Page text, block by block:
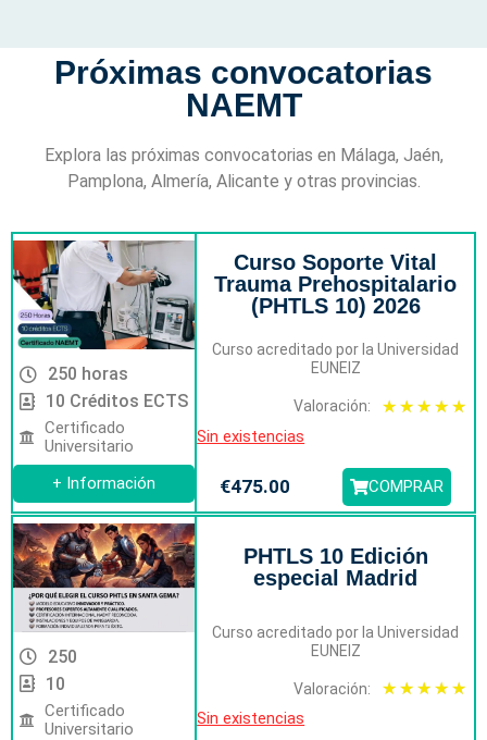
Próximas convocatorias
NAEMT
Explora las próximas convocatorias en Málaga, Jaén,
Pamplona, Almería, Alicante y otras provincias.
250 horas
10 Créditos ECTS
Certificado
Universitario
+ Información
Curso Soporte Vital
Trauma Prehospitalario
(PHTLS 10) 2026
Curso acreditado por la Universidad
EUNEIZ
Valoración: ★ ★ ★ ★ ★
Sin existencias
€475.00 COMPRAR
250
10
Certificado
Universitario
PHTLS 10 Edición
especial Madrid
Curso acreditado por la Universidad
EUNEIZ
Valoración: ★ ★ ★ ★ ★
Sin existencias